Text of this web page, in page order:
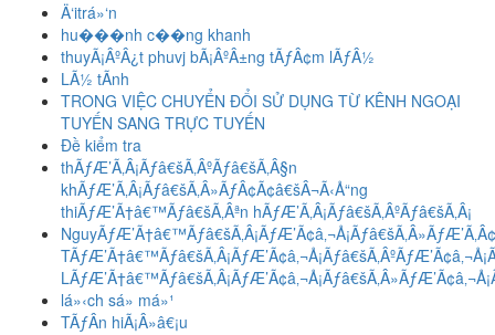
Ä‘itrá»‘n
hu���nh c��ng khanh
thuyÃ¡ÂºÂ¿t phuvj bÃ¡ÂºÂ±ng tÃƒÂ¢m lÃƒÂ½
LÃ½ tÃnh
TRONG VIỆC CHUYỂN ĐỔI SỬ DỤNG TỪ KÊNH NGOẠI
TUYẾN SANG TRỰC TUYẾN
Đề kiểm tra
thÃƒÆ’Ã‚Â¡Ãƒâ€šÃ‚ÂºÃƒâ€šÃ‚Â§n
khÃƒÆ’Ã‚Â¡Ãƒâ€šÃ‚Â»ÃƒÂ¢Ã¢â€šÂ¬Ã‹Å“ng
thiÃƒÆ’Ã†â€™Ãƒâ€šÃ‚Âªn hÃƒÆ’Ã‚Â¡Ãƒâ€šÃ‚ÂºÃƒâ€šÃ‚Â¡
lá»‹ch sá» má»¹
TÃƒÂ­n hiÃ¡Â»â€¡u